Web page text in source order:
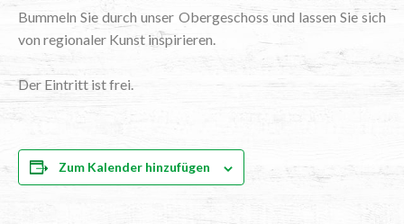
Bum­meln Sie durch unser Ober­ge­schoss und las­sen Sie sich
von regio­na­ler Kunst inspirieren.
Der Ein­tritt ist frei.
Zum Kalender hinzufügen